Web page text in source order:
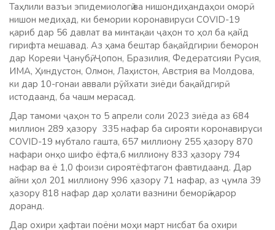
Таҳлили вазъи эпидемиологӣ ва нишондиҳандаҳои оморӣ
нишон медиҳад, ки бемории коронавируси COVID-19
қариб дар 56 давлат ва минтақаи ҷаҳон то ҳол ба қайд
гирифта мешавад. Аз ҳама бештар бақайдгирии беморон
дар Кореяи Ҷанубӣ, Ҷопон, Бразилия, Федератсияи Русия,
ИМА, Ҳиндустон, Олмон, Лаҳистон, Австрия ва Молдова,
ки дар 10-гонаи аввали рӯйхати зиёди бақайдгирӣ
истодаанд, ба чашм мерасад.
Дар тамоми ҷаҳон то 5 апрели соли 2023 зиёда аз 684
миллион 289 ҳазору 335 нафар ба сирояти коронавируси
COVID-19 мубтало гашта, 657 миллиону 255 ҳазору 870
нафари онҳо шифо ёфта,6 миллиону 833 ҳазору 794
нафар ва ё 1,0 фоизи сироятёфтагон фавтидаанд. Дар
айни ҳол 201 миллиону 996 ҳазору 71 нафар, аз ҷумла 39
ҳазору 818 нафар дар ҳолати вазнини беморӣ қарор
доранд.
Дар охири ҳафтаи поёни моҳи март нисбат ба охири